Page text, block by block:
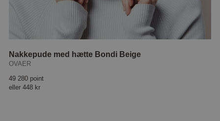
Nakkepude med hætte Bondi Beige
OVAER
49 280 point
eller 448 kr